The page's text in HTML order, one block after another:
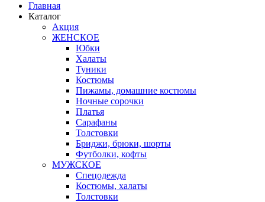
Главная
Каталог
Акция
ЖЕНСКОЕ
Юбки
Халаты
Туники
Костюмы
Пижамы, домашние костюмы
Ночные сорочки
Платья
Сарафаны
Толстовки
Бриджи, брюки, шорты
Футболки, кофты
МУЖСКОЕ
Спецодежда
Костюмы, халаты
Толстовки